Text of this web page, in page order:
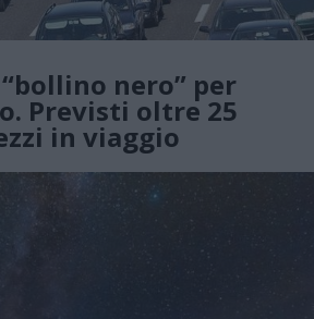
nero” per
Previsti oltre 25
in viaggio